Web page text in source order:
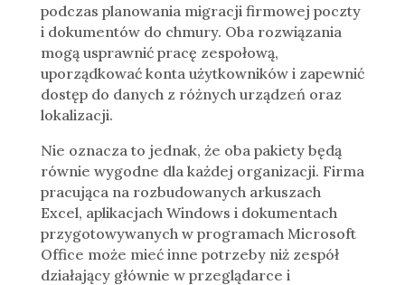
podczas planowania migracji firmowej poczty
i dokumentów do chmury. Oba rozwiązania
mogą usprawnić pracę zespołową,
uporządkować konta użytkowników i zapewnić
dostęp do danych z różnych urządzeń oraz
lokalizacji.
Nie oznacza to jednak, że oba pakiety będą
równie wygodne dla każdej organizacji. Firma
pracująca na rozbudowanych arkuszach
Excel, aplikacjach Windows i dokumentach
przygotowywanych w programach Microsoft
Office może mieć inne potrzeby niż zespół
działający głównie w przeglądarce i